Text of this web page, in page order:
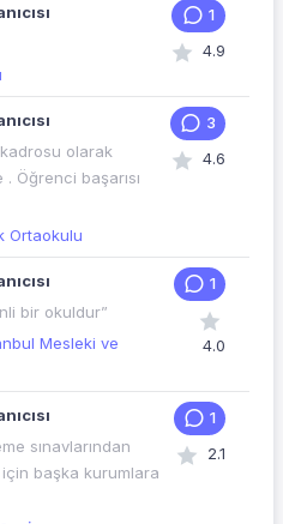
1
4.9
olarak
Öğrenci başarısı
Ortaokulu
3
4.6
bir okuldur”
Mesleki ve
1
4.0
sınavlarından
başka kurumlara
1
2.1